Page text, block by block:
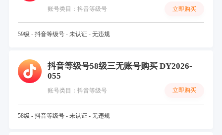
账号类目：抖音等级号 立即购买
59级 - 抖音等级号 - 未认证 - 无违规
抖音等级号58级三无账号购买 DY2026-
055
账号类目：抖音等级号 立即购买
58级 - 抖音等级号 - 未认证 - 无违规